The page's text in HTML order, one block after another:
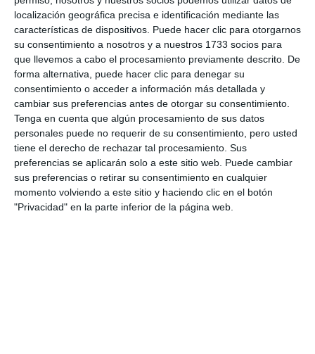
localización geográfica precisa e identificación mediante las
características de dispositivos. Puede hacer clic para otorgarnos
su consentimiento a nosotros y a nuestros 1733 socios para
que llevemos a cabo el procesamiento previamente descrito. De
forma alternativa, puede hacer clic para denegar su
consentimiento o acceder a información más detallada y
cambiar sus preferencias antes de otorgar su consentimiento.
Tenga en cuenta que algún procesamiento de sus datos
personales puede no requerir de su consentimiento, pero usted
tiene el derecho de rechazar tal procesamiento. Sus
preferencias se aplicarán solo a este sitio web. Puede cambiar
sus preferencias o retirar su consentimiento en cualquier
momento volviendo a este sitio y haciendo clic en el botón
"Privacidad" en la parte inferior de la página web.
verano, pero también para los que somos de aquí”, y
destacó que “la verdad que en la Cafetería Arroy se
comen muy bien”. Sin duda, la Cafetería Arroyo es
uno de esos lugares que se convierte en punto de
encuentro de familias y amigos. ¡Felicidades y que
sigan cumpliendo muchos años más!
Comparte esta noticia desde el siguiente enlace:
https://mijascom.com/?a=37887
CAFETERÍA ARROYO 30 ANIVERSARIO